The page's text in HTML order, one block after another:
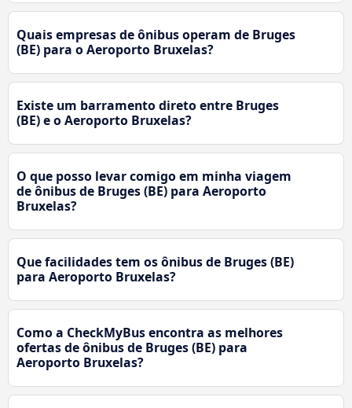
Quais empresas de ônibus operam de Bruges
(BE) para o Aeroporto Bruxelas?
Existe um barramento direto entre Bruges
(BE) e o Aeroporto Bruxelas?
O que posso levar comigo em minha viagem
de ônibus de Bruges (BE) para Aeroporto
Bruxelas?
Que facilidades tem os ônibus de Bruges (BE)
para Aeroporto Bruxelas?
Como a CheckMyBus encontra as melhores
ofertas de ônibus de Bruges (BE) para
Aeroporto Bruxelas?